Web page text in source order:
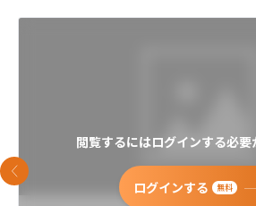
閲覧するにはログインする必要
ログインする 無料
前のスライド